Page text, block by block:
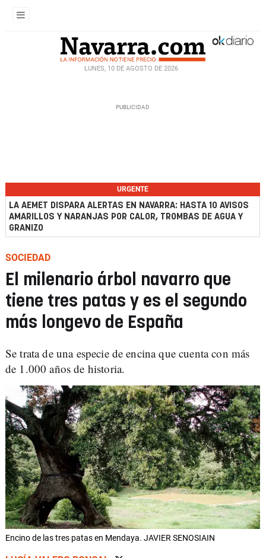
LUNES, 10 DE AGOSTO DE 2026
URGENTE
LA AEMET DISPARA ALERTAS EN NAVARRA: HASTA 10 AVISOS
AMARILLOS Y NARANJAS POR CALOR, TROMBAS DE AGUA Y
GRANIZO
SOCIEDAD
El milenario árbol navarro que
tiene tres patas y es el segundo
más longevo de España
Se trata de una especie de encina que cuenta con más
de 1.000 años de historia.
Encino de las tres patas en Mendaya. JAVIER SENOSIAIN